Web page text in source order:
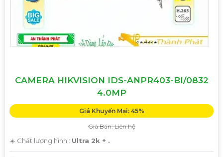
CAMERA HIKVISION IDS-ANPR403-BI/0832
4.0MP
Giá Khuyến Mại: 45%
Giá Bán: Liên hệ
☀️ Chất lượng hình : Ultra 2k + .